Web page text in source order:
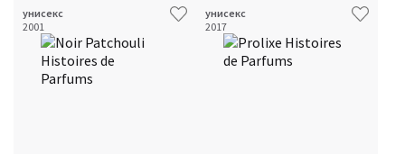
унисекс
2001
унисекс
2017